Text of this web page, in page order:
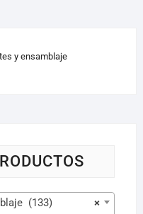
y ensamblaje
×
(133)